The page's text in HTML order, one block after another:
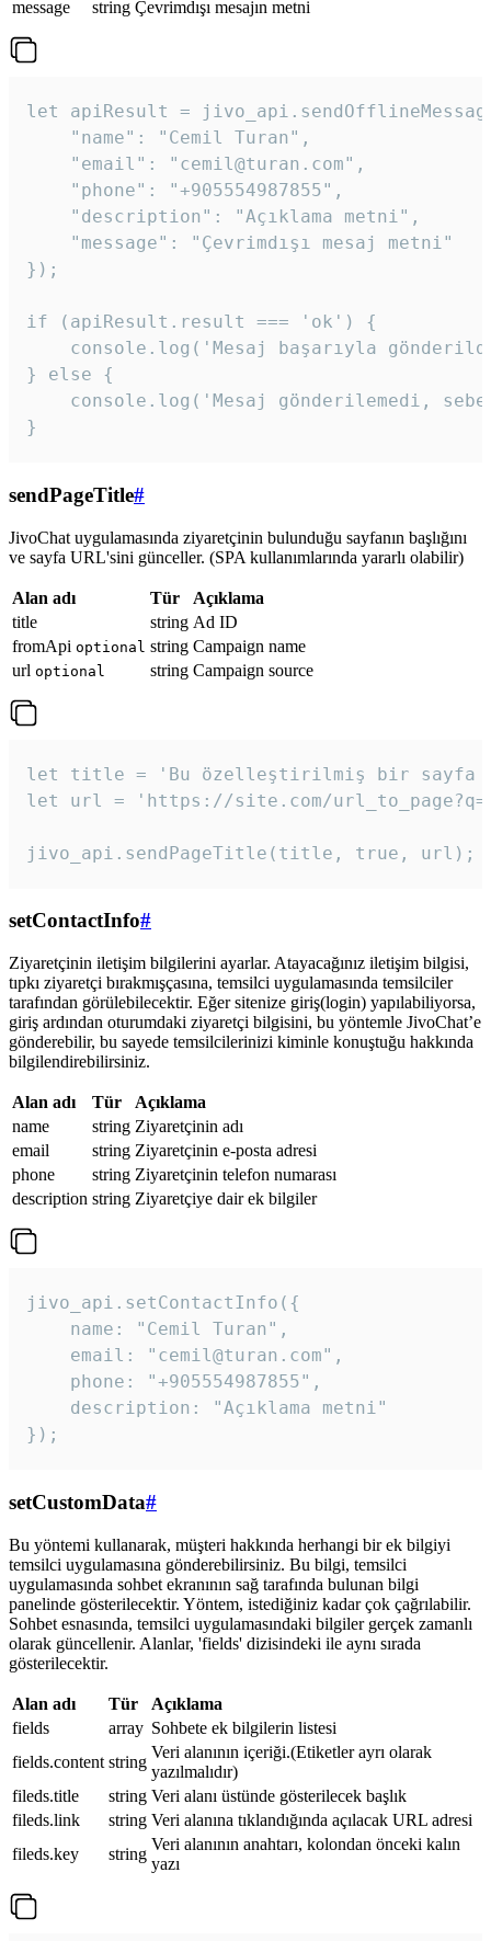
message
string Çevrimdışı mesajın metni
let apiResult =
    "name": "Cemil Turan",
    "email": "cemil@turan.com",
    "phone": "+905554987855",
    "description": "Açıklama metni",
    "message": "Çevrimdışı mesaj metni"
});
if (apiResult.result === 'ok') {
console.log('Mesaj başarıyla
} else {
console.log('Mesaj gönderilemedi,
}
sendPageTitle#
JivoChat uygulamasında ziyaretçinin bulunduğu sayfanın başlığını
ve sayfa URL'sini günceller. (SPA kullanımlarında yararlı olabilir)
Alan adı Tür
Açıklama
title
string Ad ID
fromApi optional string Campaign name
url optional string Campaign source
let title = 'Bu özelleştirilmiş bir sayfa
let url = 'https://site.com/
jivo_api.sendPageTitle(title, true, url);
setContactInfo#
Ziyaretçinin iletişim bilgilerini ayarlar. Atayacağınız iletişim bilgisi,
tıpkı ziyaretçi bırakmışçasına, temsilci uygulamasında temsilciler
tarafından görülebilecektir. Eğer sitenize giriş(login) yapılabiliyorsa,
giriş ardından oturumdaki ziyaretçi bilgisini, bu yöntemle JivoChat’e
gönderebilir, bu sayede temsilcilerinizi kiminle konuştuğu hakkında
bilgilendirebilirsiniz.
Alan adı Tür
Açıklama
name
string Ziyaretçinin adı
email
string Ziyaretçinin e-posta adresi
phone
string Ziyaretçinin telefon numarası
description string Ziyaretçiye dair ek bilgiler
jivo_api.setContactInfo({
    name: "Cemil Turan",
    email: "cemil@turan.com",
    phone: "+905554987855",
    description: "Açıklama metni"
});
setCustomData#
Bu yöntemi kullanarak, müşteri hakkında herhangi bir ek bilgiyi
temsilci uygulamasına gönderebilirsiniz. Bu bilgi, temsilci
uygulamasında sohbet ekranının sağ tarafında bulunan bilgi
panelinde gösterilecektir. Yöntem, istediğiniz kadar çok çağrılabilir.
Sohbet esnasında, temsilci uygulamasındaki bilgiler gerçek zamanlı
olarak güncellenir. Alanlar, 'fields' dizisindeki ile aynı sırada
gösterilecektir.
Alan adı Tür
Açıklama
fields
array Sohbete ek bilgilerin listesi
fields.content string
Veri alanının içeriği.(Etiketler ayrı olarak
yazılmalıdır)
fileds.title
string Veri alanı üstünde gösterilecek başlık
fileds.link
string Veri alanına tıklandığında açılacak URL adresi
fileds.key
string
Veri alanının anahtarı, kolondan önceki kalın
yazı